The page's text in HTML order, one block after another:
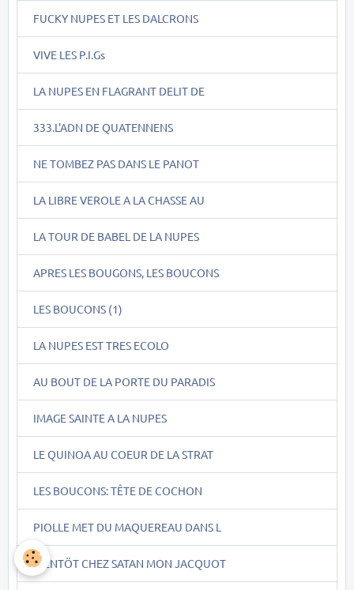
FUCKY NUPES ET LES DALCRONS
VIVE LES P.I.Gs
LA NUPES EN FLAGRANT DELIT DE
333.L'ADN DE QUATENNENS
NE TOMBEZ PAS DANS LE PANOT
LA LIBRE VEROLE A LA CHASSE AU
LA TOUR DE BABEL DE LA NUPES
APRES LES BOUGONS, LES BOUCONS
LES BOUCONS (1)
LA NUPES EST TRES ECOLO
AU BOUT DE LA PORTE DU PARADIS
IMAGE SAINTE A LA NUPES
LE QUINOA AU COEUR DE LA STRAT
LES BOUCONS: TÊTE DE COCHON
PIOLLE MET DU MAQUEREAU DANS L
BIENTÖT CHEZ SATAN MON JACQUOT